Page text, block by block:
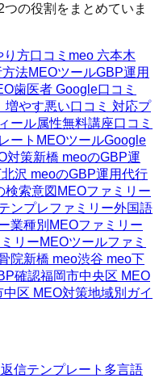
の役割をまとめていま
り方口コミ meo 六本木
方法MEOツールGBP運用
歯医者 Google口コミ
増やす悪い口コミ 対応プ
ール属性無料講座口コミ
ート MEOツールGoogle
対策新橋 meoのGBP運
沢 meoのGBP運用代行
検索意図 MEOファミリー
ンプレファミリー外国語
業種別MEOファミリー
リーMEOツールファミ
院新橋 meo渋谷 meo下
確認福岡市中央区 MEO
中区 MEO対策地域別ガイ
信テンプレート 多言語